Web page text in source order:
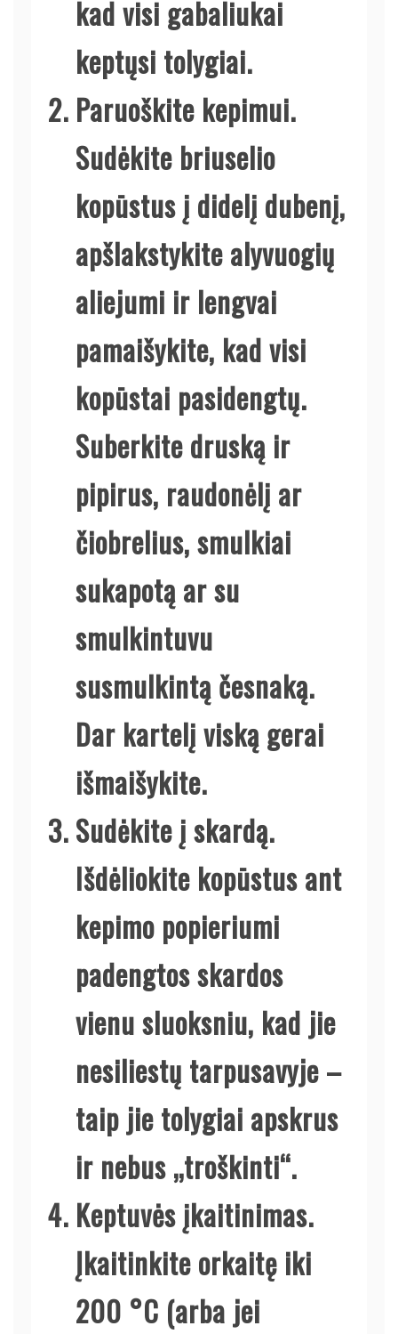
kad visi gabaliukai
keptųsi tolygiai.
Paruoškite kepimui.
Sudėkite briuselio
kopūstus į didelį dubenį,
apšlakstykite alyvuogių
aliejumi ir lengvai
pamaišykite, kad visi
kopūstai pasidengtų.
Suberkite druską ir
pipirus, raudonėlį ar
čiobrelius, smulkiai
sukapotą ar su
smulkintuvu
susmulkintą česnaką.
Dar kartelį viską gerai
išmaišykite.
Sudėkite į skardą.
Išdėliokite kopūstus ant
kepimo popieriumi
padengtos skardos
vienu sluoksniu, kad jie
nesiliestų tarpusavyje –
taip jie tolygiai apskrus
ir nebus „troškinti“.
Keptuvės įkaitinimas.
Įkaitinkite orkaitę iki
200 °C (arba jei